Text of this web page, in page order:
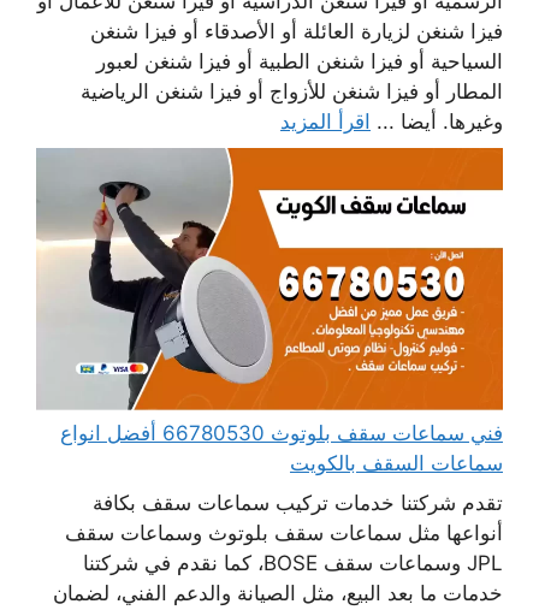
فيزا شنغن لزيارة العائلة أو الأصدقاء أو فيزا شنغن
السياحية أو فيزا شنغن الطبية أو فيزا شنغن لعبور
المطار أو فيزا شنغن للأزواج أو فيزا شنغن الرياضية
وغيرها. أيضا ... اقرأ المزيد
فني سماعات سقف بلوتوث 66780530 أفضل انواع
سماعات السقف بالكويت
تقدم شركتنا خدمات تركيب سماعات سقف بكافة
أنواعها مثل سماعات سقف بلوتوث وسماعات سقف
JPL وسماعات سقف BOSE، كما نقدم في شركتنا
خدمات ما بعد البيع، مثل الصيانة والدعم الفني، لضمان